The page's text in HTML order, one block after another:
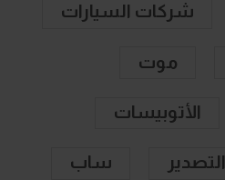
شركات السيارات
موت
الأتوبيسات
التصدير ساب